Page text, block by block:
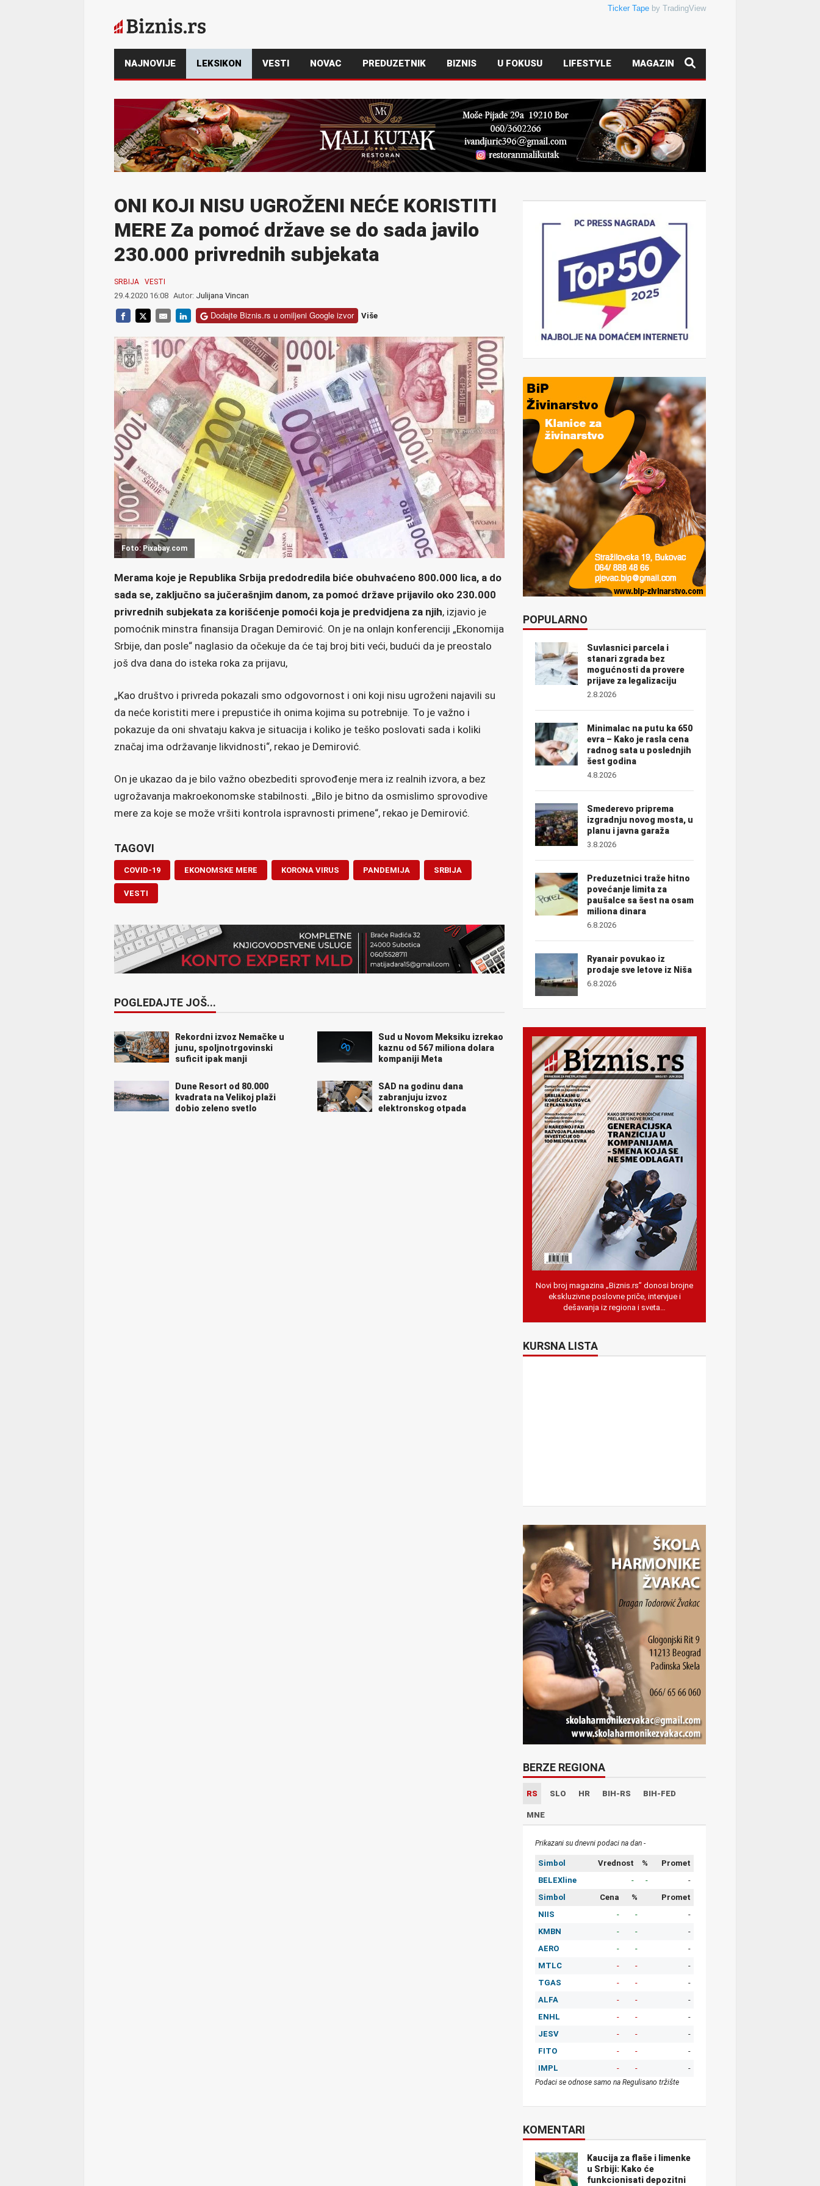
Ticker Tape by TradingView
NAJNOVIJE LEKSIKON VESTI NOVAC PREDUZETNIK BIZNIS U FOKUSU LIFESTYLE MAGAZIN
ONI KOJI NISU UGROŽENI NEĆE KORISTITI
MERE Za pomoć države se do sada javilo
230.000 privrednih subjekata
SRBIJA VESTI
29.4.2020 16:08 Autor: Julijana Vincan
Dodajte Biznis.rs u omiljeni Google izvor Više
Foto: Pixabay.com
Merama koje je Republika Srbija predodredila biće obuhvaćeno 800.000 lica, a do
sada se, zaključno sa jučerašnjim danom, za pomoć države prijavilo oko 230.000
privrednih subjekata za korišćenje pomoći koja je predvidjena za njih, izjavio je
pomoćnik minstra finansija Dragan Demirović. On je na onlajn konferenciji „Ekonomija
Srbije, dan posle“ naglasio da očekuje da će taj broj biti veći, budući da je preostalo
još dva dana do isteka roka za prijavu,
„Kao društvo i privreda pokazali smo odgovornost i oni koji nisu ugroženi najavili su
da neće koristiti mere i prepustiće ih onima kojima su potrebnije. To je važno i
pokazuje da oni shvataju kakva je situacija i koliko je teško poslovati sada i koliki
značaj ima održavanje likvidnosti“, rekao je Demirović.
On je ukazao da je bilo važno obezbediti sprovođenje mera iz realnih izvora, a bez
ugrožavanja makroekonomske stabilnosti. „Bilo je bitno da osmislimo sprovodive
mere za koje se može vršiti kontrola ispravnosti primene“, rekao je Demirović.
TAGOVI
COVID-19 EKONOMSKE MERE KORONA VIRUS PANDEMIJA SRBIJA
VESTI
POGLEDAJTE JOŠ...
Rekordni izvoz Nemačke u
junu, spoljnotrgovinski
suficit ipak manji
Sud u Novom Meksiku izrekao
kaznu od 567 miliona dolara
kompaniji Meta
Dune Resort od 80.000
kvadrata na Velikoj plaži
dobio zeleno svetlo
SAD na godinu dana
zabranjuju izvoz
elektronskog otpada
POPULARNO
Suvlasnici parcela i
stanari zgrada bez
mogućnosti da provere
prijave za legalizaciju
2.8.2026
Minimalac na putu ka 650
evra – Kako je rasla cena
radnog sata u poslednjih
šest godina
4.8.2026
Smederevo priprema
izgradnju novog mosta, u
planu i javna garaža
3.8.2026
Preduzetnici traže hitno
povećanje limita za
paušalce sa šest na osam
miliona dinara
6.8.2026
Ryanair povukao iz
prodaje sve letove iz Niša
6.8.2026
Novi broj magazina „Biznis.rs” donosi brojne
ekskluzivne poslovne priče, intervjue i
dešavanja iz regiona i sveta…
KURSNA LISTA
BERZE REGIONA
RS SLO HR BIH-RS BIH-FED
MNE
Prikazani su dnevni podaci na dan -
Simbol Vrednost %
Promet
BELEXline
- -
-
Simbol
Cena %
Promet
NIIS
- -
-
KMBN
- -
-
AERO
- -
-
MTLC
- -
-
TGAS
- -
-
ALFA
- -
-
ENHL
- -
-
JESV
- -
-
FITO
- -
-
IMPL
- - -
Podaci se odnose samo na Regulisano tržište
KOMENTARI
Kaucija za flaše i limenke
u Srbiji: Kako će
funkcionisati depozitni